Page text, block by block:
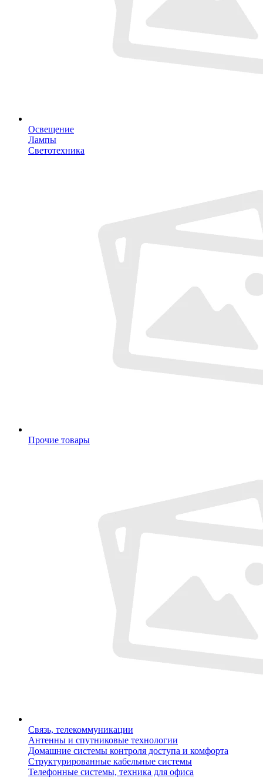
Освещение
Лампы
Светотехника
Прочие товары
Связь, телекоммуникации
Антенны и спутниковые технологии
Домашние системы контроля доступа и комфорта
Структурированные кабельные системы
Телефонные системы, техника для офиса